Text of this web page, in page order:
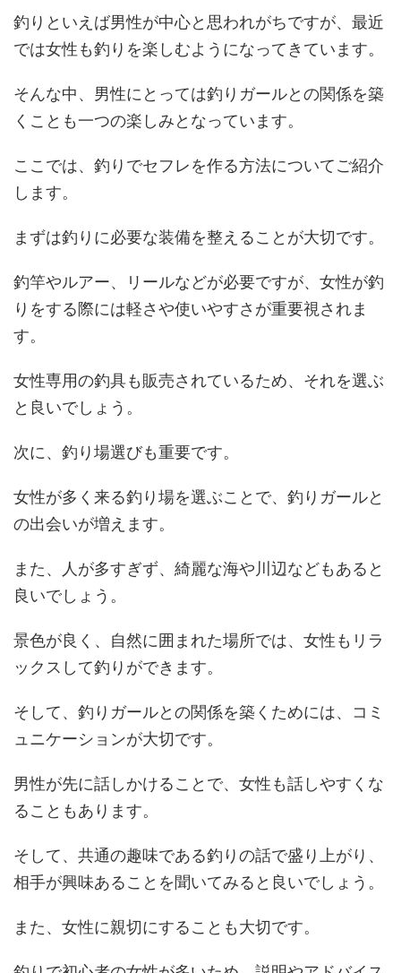
釣りといえば男性が中心と思われがちですが、最近
では女性も釣りを楽しむようになってきています。
そんな中、男性にとっては釣りガールとの関係を築
くことも一つの楽しみとなっています。
ここでは、釣りでセフレを作る方法についてご紹介
します。
まずは釣りに必要な装備を整えることが大切です。
釣竿やルアー、リールなどが必要ですが、女性が釣
りをする際には軽さや使いやすさが重要視されま
す。
女性専用の釣具も販売されているため、それを選ぶ
と良いでしょう。
次に、釣り場選びも重要です。
女性が多く来る釣り場を選ぶことで、釣りガールと
の出会いが増えます。
また、人が多すぎず、綺麗な海や川辺などもあると
良いでしょう。
景色が良く、自然に囲まれた場所では、女性もリラ
ックスして釣りができます。
そして、釣りガールとの関係を築くためには、コミ
ュニケーションが大切です。
男性が先に話しかけることで、女性も話しやすくな
ることもあります。
そして、共通の趣味である釣りの話で盛り上がり、
相手が興味あることを聞いてみると良いでしょう。
また、女性に親切にすることも大切です。